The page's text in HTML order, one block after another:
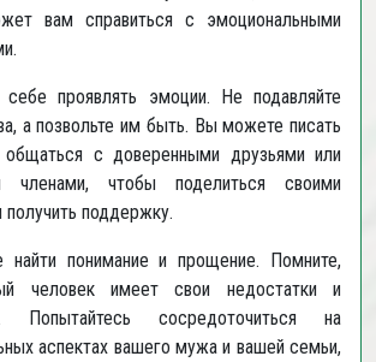
вам справиться с эмоциональными
себе проявлять эмоции. Не подавляйте
а позвольте им быть. Вы можете писать
общаться с доверенными друзьями или
членами, чтобы поделиться своими
поддержку.
найти понимание и прощение. Помните,
человек имеет свои недостатки и
Попытайтесь сосредоточиться на
аспектах вашего мужа и вашей семьи,